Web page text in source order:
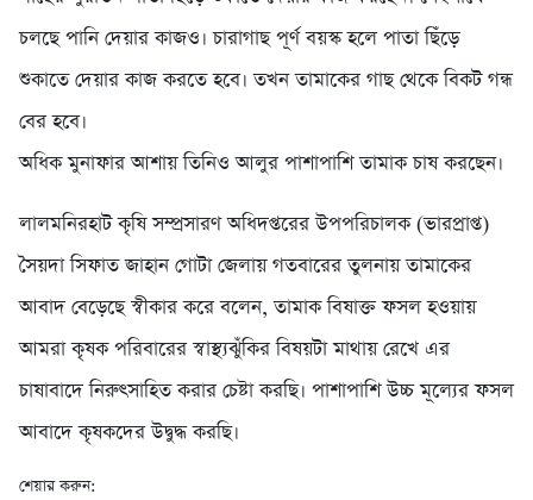
চলছে পানি দেয়ার কাজও। চারাগাছ পূর্ণ বয়স্ক হলে পাতা ছিঁড়ে
শুকাতে দেয়ার কাজ করতে হবে। তখন তামাকের গাছ থেকে বিকট গন্ধ
বের হবে।
অধিক মুনাফার আশায় তিনিও আলুর পাশাপাশি তামাক চাষ করছেন।
লালমনিরহাট কৃষি সম্প্রসারণ অধিদপ্তরের উপপরিচালক (ভারপ্রাপ্ত)
সৈয়দা সিফাত জাহান গোটা জেলায় গতবারের তুলনায় তামাকের
আবাদ বেড়েছে স্বীকার করে বলেন, তামাক বিষাক্ত ফসল হওয়ায়
আমরা কৃষক পরিবারের স্বাস্থ্যঝুঁকির বিষয়টা মাথায় রেখে এর
চাষাবাদে নিরুৎসাহিত করার চেষ্টা করছি। পাশাপাশি উচ্চ মূল্যের ফসল
আবাদে কৃষকদের উদ্বুদ্ধ করছি।
শেয়ার করুন: